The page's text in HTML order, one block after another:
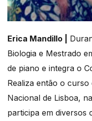
Erica Mandillo |
Biologia e Mestrado
de piano e integra o
Realiza então o
Nacional de Lisboa,
participa em diversos